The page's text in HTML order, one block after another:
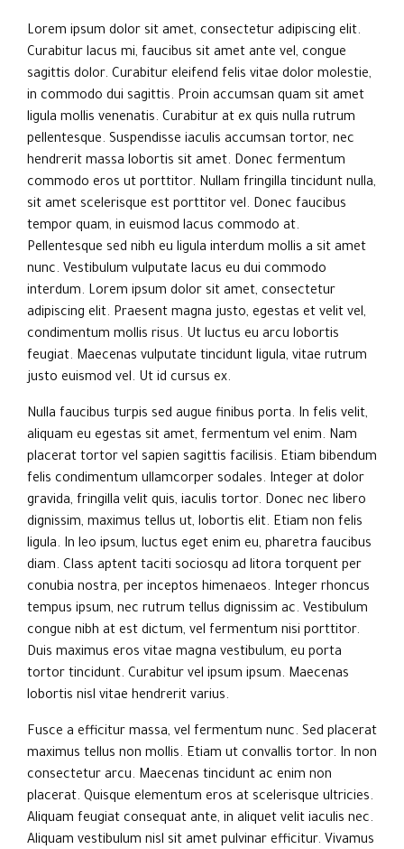
Lorem ipsum dolor sit amet, consectetur adipiscing elit.
Curabitur lacus mi, faucibus sit amet ante vel, congue
sagittis dolor. Curabitur eleifend felis vitae dolor molestie,
in commodo dui sagittis. Proin accumsan quam sit amet
ligula mollis venenatis. Curabitur at ex quis nulla rutrum
pellentesque. Suspendisse iaculis accumsan tortor, nec
hendrerit massa lobortis sit amet. Donec fermentum
commodo eros ut porttitor. Nullam fringilla tincidunt nulla,
sit amet scelerisque est porttitor vel. Donec faucibus
tempor quam, in euismod lacus commodo at.
Pellentesque sed nibh eu ligula interdum mollis a sit amet
nunc. Vestibulum vulputate lacus eu dui commodo
interdum. Lorem ipsum dolor sit amet, consectetur
adipiscing elit. Praesent magna justo, egestas et velit vel,
condimentum mollis risus. Ut luctus eu arcu lobortis
feugiat. Maecenas vulputate tincidunt ligula, vitae rutrum
justo euismod vel. Ut id cursus ex.
Nulla faucibus turpis sed augue finibus porta. In felis velit,
aliquam eu egestas sit amet, fermentum vel enim. Nam
placerat tortor vel sapien sagittis facilisis. Etiam bibendum
felis condimentum ullamcorper sodales. Integer at dolor
gravida, fringilla velit quis, iaculis tortor. Donec nec libero
dignissim, maximus tellus ut, lobortis elit. Etiam non felis
ligula. In leo ipsum, luctus eget enim eu, pharetra faucibus
diam. Class aptent taciti sociosqu ad litora torquent per
conubia nostra, per inceptos himenaeos. Integer rhoncus
tempus ipsum, nec rutrum tellus dignissim ac. Vestibulum
congue nibh at est dictum, vel fermentum nisi porttitor.
Duis maximus eros vitae magna vestibulum, eu porta
tortor tincidunt. Curabitur vel ipsum ipsum. Maecenas
lobortis nisl vitae hendrerit varius.
Fusce a efficitur massa, vel fermentum nunc. Sed placerat
maximus tellus non mollis. Etiam ut convallis tortor. In non
consectetur arcu. Maecenas tincidunt ac enim non
placerat. Quisque elementum eros at scelerisque ultricies.
Aliquam feugiat consequat ante, in aliquet velit iaculis nec.
Aliquam vestibulum nisl sit amet pulvinar efficitur. Vivamus